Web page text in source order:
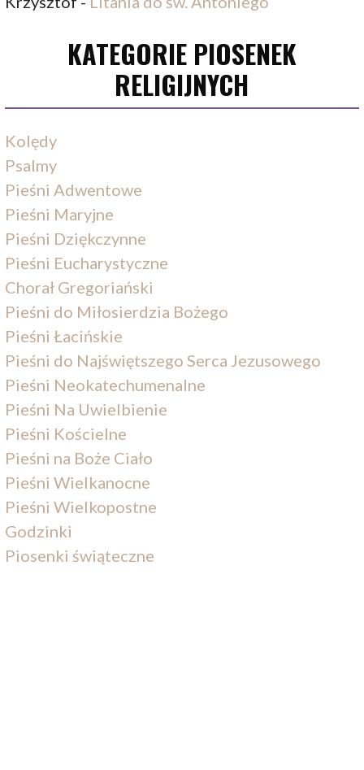
KATEGORIE PIOSENEK
RELIGIJNYCH
Kolędy
Psalmy
Pieśni Adwentowe
Pieśni Maryjne
Pieśni Dziękczynne
Pieśni Eucharystyczne
Chorał Gregoriański
Pieśni do Miłosierdzia Bożego
Pieśni Łacińskie
Pieśni do Najświętszego Serca Jezusowego
Pieśni Neokatechumenalne
Pieśni Na Uwielbienie
Pieśni Kościelne
Pieśni na Boże Ciało
Pieśni Wielkanocne
Pieśni Wielkopostne
Godzinki
Piosenki świąteczne